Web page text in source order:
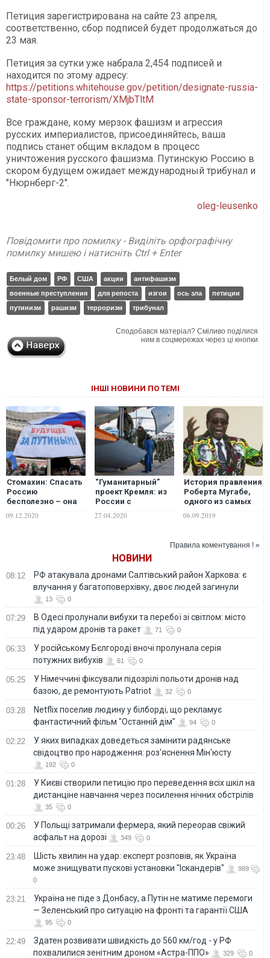
Петиция зарегистрирована на сайте 23 апреля,
соответственно, сбор подписей будет продолжаться до
23 мая.
Петиция за сутки уже набрала 2,454 подписей и
находится по этому адресу:
https://petitions.whitehouse.gov/petition/designate-russia-
state-sponsor-terrorism/XMjbTltM
Все граждане, кому мерзок фашизм и агрессия
русских империалистов, присоединяйтесь, ваша
подпись станет общим вкладом в процесс
уничтожения русского фашизма. Путинскую Россию в
скором будущем ожидает международный трибунал и
"Нюрнберг-2".
oleg-leusenko
Повідомити про помилку - Виділіть орфографічну
помилку мишею і натисніть Ctrl + Enter
Белый дом РФ США акции
антифашизм
военные преступления
для репоста изгои ось зла
петиции
путинизм
рашизм терроризм трибунал
Сподобався матеріал? Сміливо поділися
ним в соцмережах через ці кнопки
ІНШІ НОВИНИ ПО ТЕМІ
Стомахин: Спасать
Россию
бесполезно – она
агония может
09.12.2020
“Гуманитарный”
проект Кремля: из
России с
27.04.2020
История правления
Роберта Мугабе,
одного из самых
диктаторов мира
06.09.2019
Правила коментування ! »
НОВИНИ
08:12
РФ атакувала дронами Салтівський район Харкова: є
влучання у багатоповерхівку, двоє людей загинули
13 0
07:29
В Одесі пролунали вибухи та перебої зі світлом: місто
під ударом дронів та ракет
71 0
06:33
У російському Бєлгороді вночі пролунала серія
потужних вибухів
61 0
05:25
У Німеччині фіксували підозрілі польоти дронів над
базою, де ремонтують Patriot
32 0
03:28
Netflix поселив людину у білборді, що рекламує
фантастичний фільм "Останній дім"
94 0
02:22
У яких випадках доведеться замінити радянське
свідоцтво про народження: роз'яснення Мін'юсту
192 0
01:28
У Києві створили петицію про переведення всіх шкіл на
дистанціне навчання через посилення нічних обстрілів
35 0
00:26
У Польщі затримали фермера, який переорав свіжий
асфальт на дорозі
349 0
23:48
Шість хвилин на удар: експерт розповів, як Україна
може знищувати пускові установки "Іскандерів"
989
0
23:21
Україна не піде з Донбасу, а Путін не матиме перемоги
— Зеленський про ситуацію на фронті та гарантії США
95 0
22:49
Здатен розвивати швидкість до 560 км/год - у РФ
похвалилися зенітним дроном «Астра-ППО»
329 0